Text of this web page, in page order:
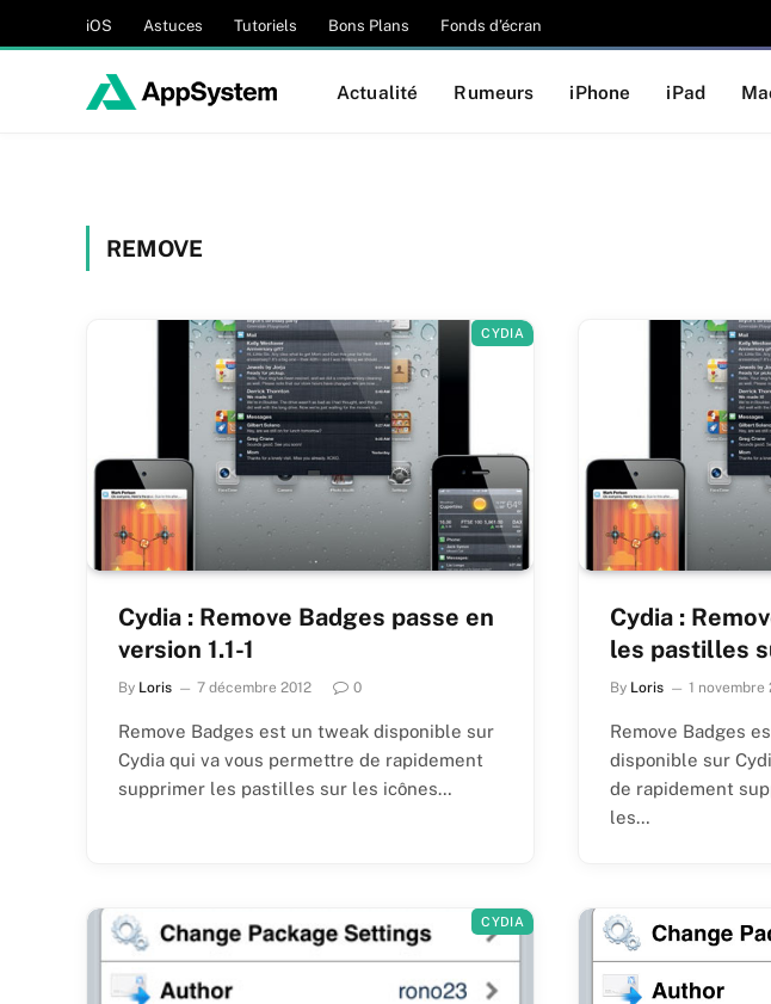
iOS Astuces Tutoriels Bons Plans Fonds d’écran
Actualité Rumeurs iPhone iPad
REMOVE
CYDIA
Cydia : Remove Badges passe en
version 1.1-1
By Loris 7 décembre 2012 0
Remove Badges est un tweak disponible sur
Cydia qui va vous permettre de rapidement
supprimer les pastilles sur les icônes…
Cydia :
les pastilles
By Loris 1 novembre
Remove Badges
disponible sur
de rapidement
les…
CYDIA